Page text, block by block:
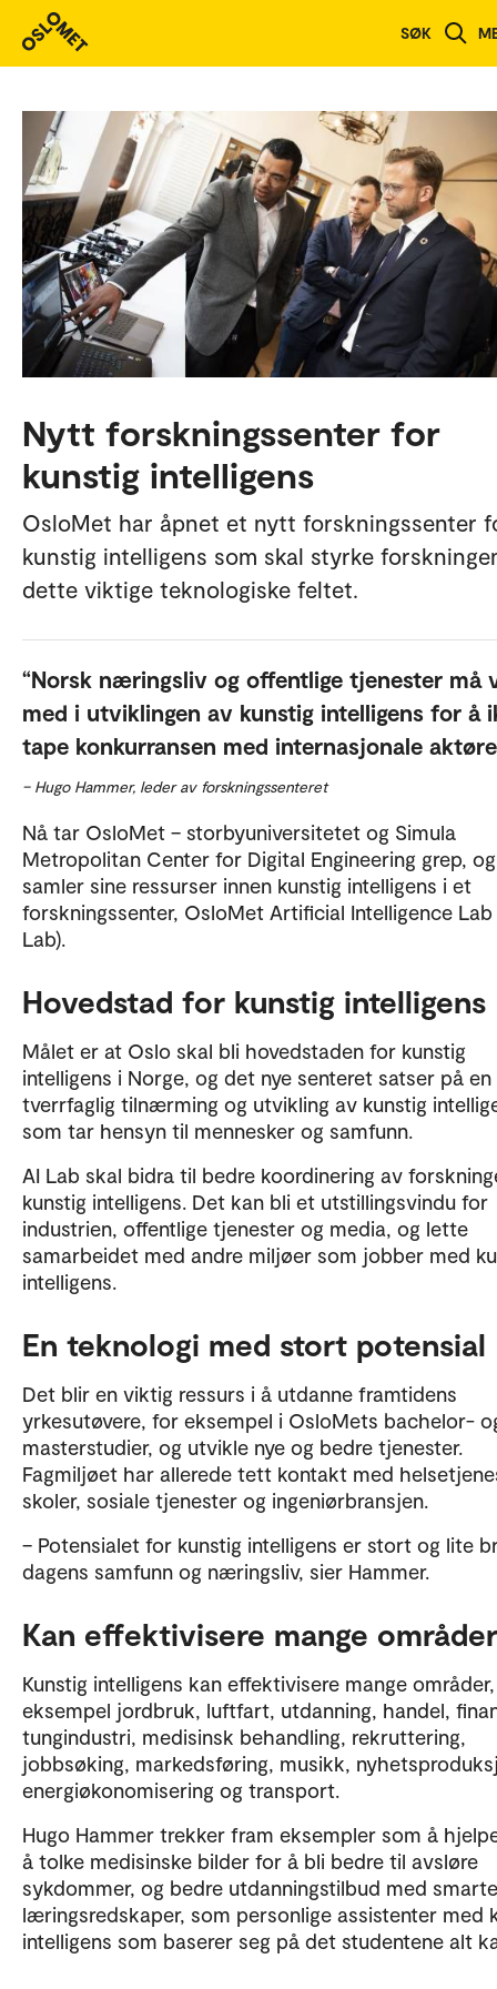
SØK
Nytt forskningssenter for
kunstig intelligens
OsloMet har åpnet et nytt forskningssenter
kunstig intelligens som skal styrke
dette viktige teknologiske feltet.
Norsk næringsliv og offentlige tjenester må
med i utviklingen av kunstig intelligens for å
tape konkurransen med internasjonale
– Hugo Hammer, leder av forskningssenteret
Nå tar OsloMet – storbyuniversitetet og Simula
Metropolitan Center for Digital Engineering grep, og
samler sine ressurser innen kunstig intelligens i et
forskningssenter, OsloMet Artificial Intelligence Lab
Lab).
Hovedstad for kunstig intelligens
Målet er at Oslo skal bli hovedstaden for kunstig
intelligens i Norge, og det nye senteret satser på en
tverrfaglig tilnærming og utvikling av kunstig
som tar hensyn til mennesker og samfunn.
AI Lab skal bidra til bedre koordinering av
kunstig intelligens. Det kan bli et utstillingsvindu for
industrien, offentlige tjenester og media, og lette
samarbeidet med andre miljøer som jobber med
intelligens.
En teknologi med stort potensial
Det blir en viktig ressurs i å utdanne framtidens
yrkesutøvere, for eksempel i OsloMets bachelor-
masterstudier, og utvikle nye og bedre tjenester.
Fagmiljøet har allerede tett kontakt med
skoler, sosiale tjenester og ingeniørbransjen.
– Potensialet for kunstig intelligens er stort og lite
dagens samfunn og næringsliv, sier Hammer.
Kan effektivisere mange områder
Kunstig intelligens kan effektivisere mange
eksempel jordbruk, luftfart, utdanning, handel,
tungindustri, medisinsk behandling, rekruttering,
jobbsøking, markedsføring, musikk,
energiøkonomisering og transport.
Hugo Hammer trekker fram eksempler som å
å tolke medisinske bilder for å bli bedre til avsløre
sykdommer, og bedre utdanningstilbud med smarte
læringsredskaper, som personlige assistenter med
intelligens som baserer seg på det studentene alt